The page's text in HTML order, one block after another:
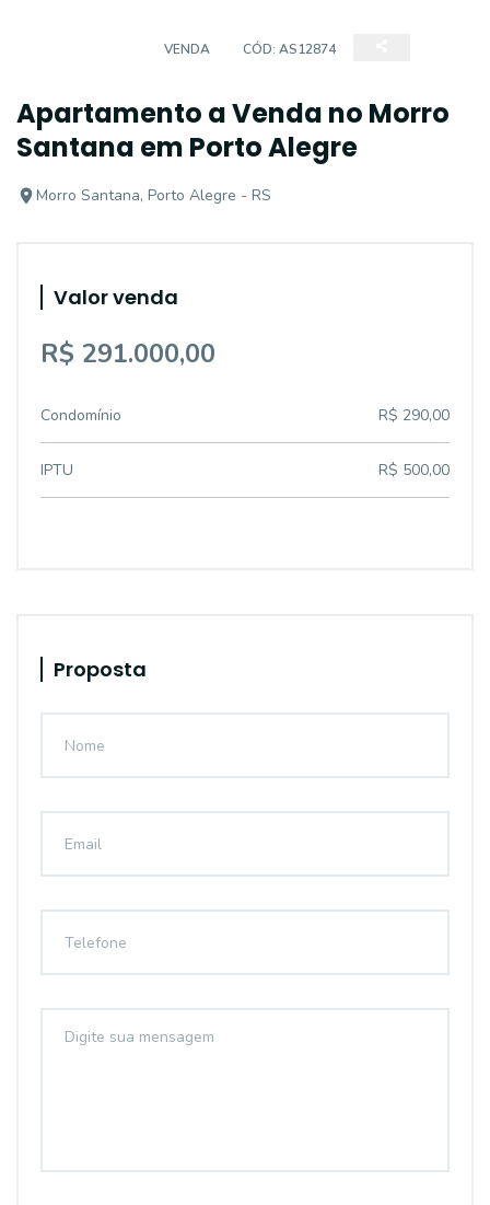
VENDA CÓD: AS12874
Apartamento a Venda no Morro
Santana em Porto Alegre
Morro Santana, Porto Alegre - RS
Valor venda
R$ 291.000,00
Condomínio R$ 290,00
IPTU R$ 500,00
Proposta